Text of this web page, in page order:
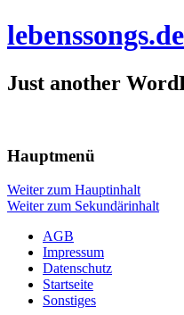
lebenssongs.de
Just another
Hauptmenü
Weiter zum Hauptinhalt
Weiter zum Sekundärinhalt
AGB
Impressum
Datenschutz
Startseite
Sonstiges